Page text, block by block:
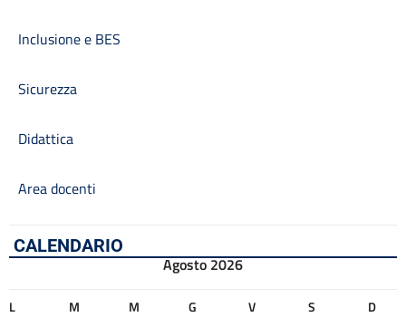
Inclusione e BES
Sicurezza
Didattica
Area docenti
CALENDARIO
Agosto 2026
L M M G V S D